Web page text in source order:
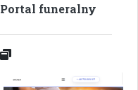
Portal funeralny